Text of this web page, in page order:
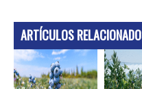
ARTÍCULOS